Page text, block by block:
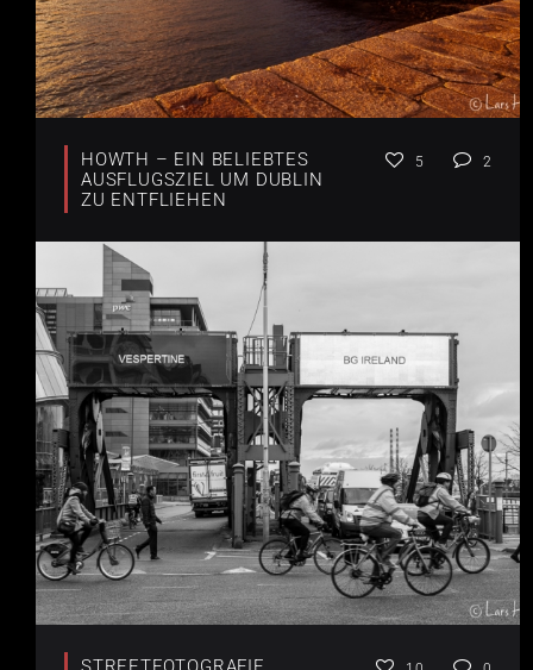
HOWTH – EIN BELIEBTES
AUSFLUGSZIEL UM DUBLIN
ZU ENTFLIEHEN
5 2